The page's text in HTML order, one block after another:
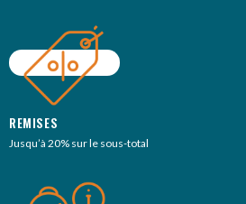
REMISES
Jusqu’à 20% sur le sous-total